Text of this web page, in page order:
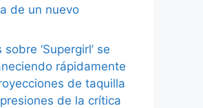
de un nuevo
‘Supergirl’ se
rápidamente
de taquilla
de la crítica